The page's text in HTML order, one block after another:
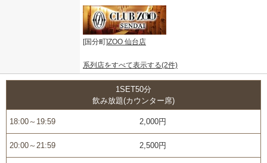
[国分町]ZOO 仙台店
系列店をすべて表示する(2件)
1SET50分
飲み放題(カウンター席)
18:00～19:59 2,000円
20:00～21:59 2,500円